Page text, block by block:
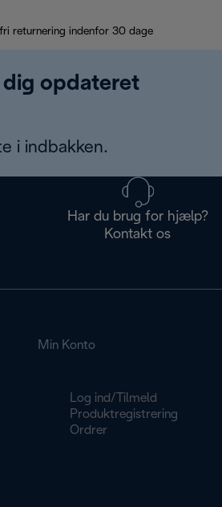
returnering indenfor 30 dage
opdateret
i indbakken.
Har du brug for hjælp?
Kontakt os
Min Konto
Log ind/Tilmeld
Produktregistrering
Ordrer